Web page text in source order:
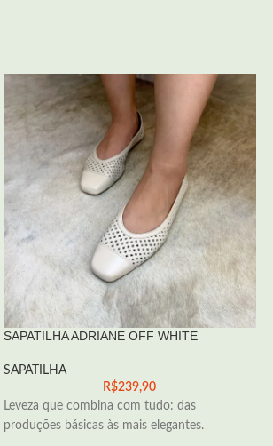
SAPATILHA ADRIANE OFF WHITE
SAPATILHA
R$239,90
Leveza que combina com tudo: das
produções básicas às mais elegantes.